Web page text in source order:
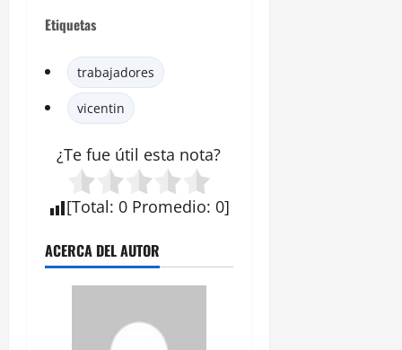
Etiquetas
trabajadores
vicentin
¿Te fue útil esta nota?
[Total: 0 Promedio: 0]
ACERCA DEL AUTOR